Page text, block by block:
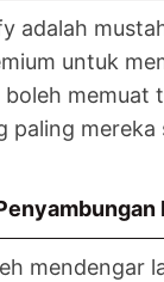
adalah
untuk
mereka
mendengar